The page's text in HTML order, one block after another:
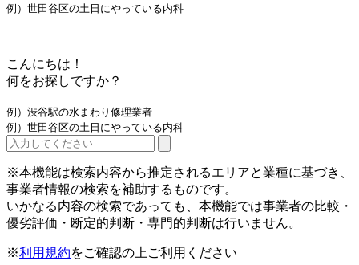
例）世田谷区の土日にやっている内科
こんにちは！
何をお探しですか？
例）渋谷駅の水まわり修理業者
例）世田谷区の土日にやっている内科
※本機能は検索内容から推定されるエリアと業種に基づき、
事業者情報の検索を補助するものです。
いかなる内容の検索であっても、本機能では事業者の比較・
優劣評価・断定的判断・専門的判断は行いません。
※利用規約をご確認の上ご利用ください